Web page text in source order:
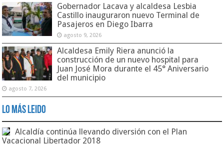
Gobernador Lacava y alcaldesa Lesbia
Castillo inauguraron nuevo Terminal de
Pasajeros en Diego Ibarra
agosto 9, 2026
Alcaldesa Emily Riera anunció la
construcción de un nuevo hospital para
Juan José Mora durante el 45° Aniversario
del municipio
agosto 7, 2026
Lo Más Leido
Alcaldía continúa llevando diversión con el Plan
Vacacional Libertador 2018